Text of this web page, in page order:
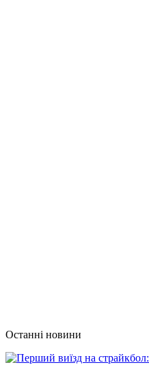
Останні новини